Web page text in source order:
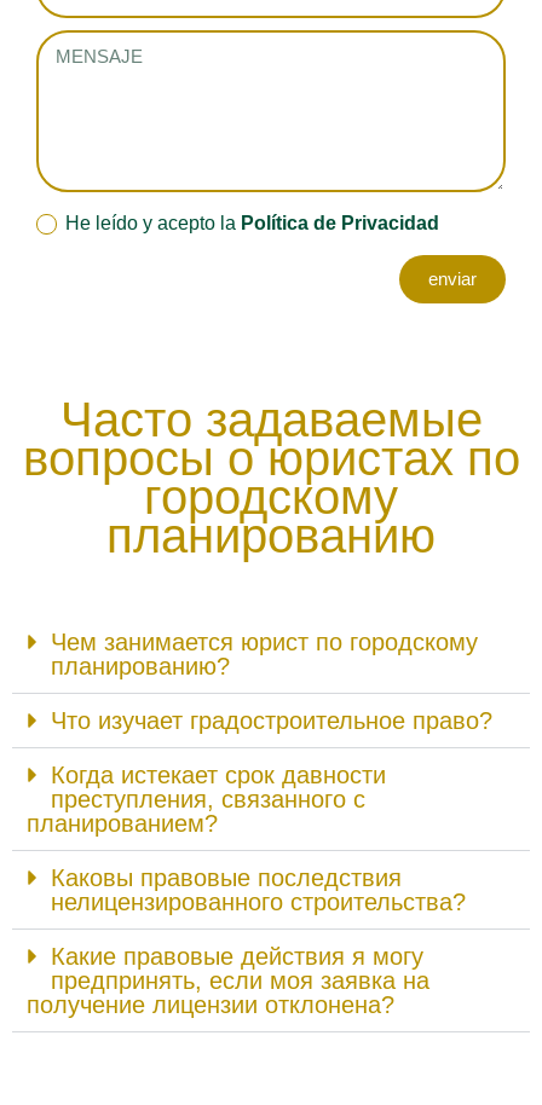
He leído y acepto la Política de Privacidad
enviar
Часто задаваемые
вопросы о юристах по
городскому
планированию
Чем занимается юрист по городскому
планированию?
Что изучает градостроительное право?
Когда истекает срок давности
преступления, связанного с
планированием?
Каковы правовые последствия
нелицензированного строительства?
Какие правовые действия я могу
предпринять, если моя заявка на
получение лицензии отклонена?